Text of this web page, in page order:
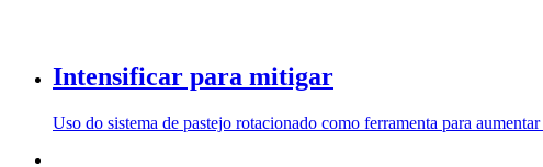
Intensificar para mitigar
Uso do sistema de pastejo rotacionado como ferramenta para